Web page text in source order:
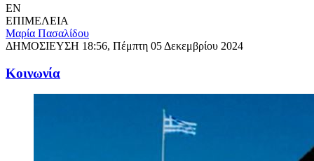
EN
ΕΠΙΜΕΛΕΙΑ
Μαρία Πασαλίδου
ΔΗΜΟΣΙΕΥΣΗ 18:56, Πέμπτη 05 Δεκεμβρίου 2024
Κοινωνία